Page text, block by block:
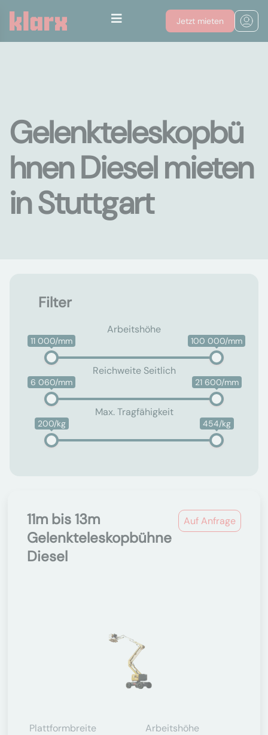
Jetzt mieten
Gelenkteleskopbü
hnen Diesel mieten
in Stuttgart
Filter
Arbeitshöhe
11 000/mm 100 000/mm
Reichweite Seitlich
6 060/mm 21 600/mm
Max. Tragfähigkeit
200/kg 454/kg
Auf Anfrage
11m bis 13m
Gelenkteleskopbühne
Diesel
Plattformbreite
Arbeitshöhe